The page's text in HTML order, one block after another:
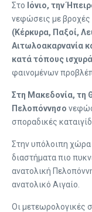
Στο Ιόνιο, την
νεφώσεις με βροχές
(Κέρκυρα, Παξοί,
Αιτωλοακαρνανία
κατά τόπους ισχυρά
φαινομένων
Στη Μακεδονία, τη
Πελοπόννησο
σποραδικές
Στην υπόλοιπη χώρα
διαστήματα πιο
ανατολική
ανατολικό Αιγαίο.
Οι μετεωρολογικές